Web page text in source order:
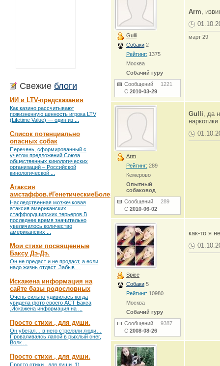
Свежие блоги
ИИ и LTV-предсказания
Как казино рассчитывают
пожизненную ценность игрока LTV
(Lifetime Value) — один из ...
Список потенциально
опасных собак
Перечень, сформированный с
учетом предложений Союза
общественных кинологических
организаций – Российской
кинологической ...
Атаксия
амстаффов.#ГенетическиеБолезни
Наследственная мозжечковая
атаксия американских
стаффордширских терьеров.В
последнее время значительно
увеличилось количество
американских ...
Мои стихи посвященные
Баксу Дэ-Дэ.
Он не предаст и не продаст, а если
надо жизнь отдаст. Забыв ...
Искажена информация на
сайте базы родословных
Очень сильно удивилась когда
увидела фото своего АСТ Бакса
.Искажена информация на ...
Просто стихи , для души.
Он убегал… в него стреляли люди…
Проваливаясь лапой в рыхлый снег,
Волк ...
Просто стихи , для души.
Просто стихи , для души. 1)
Gulli
Собаки 2
Рейтинг: 1375
Москва
Собачий гуру
Сообщений 1221
С 2010-03-29
Arm,
март 29
Arm
Рейтинг: 289
Кемерово
Опытный
собаковод
Сообщений 289
С 2010-06-02
Gulli, да
Spice
Собаки 5
Рейтинг: 10980
Москва
Собачий гуру
Сообщений 9387
С 2008-08-26
как-то я